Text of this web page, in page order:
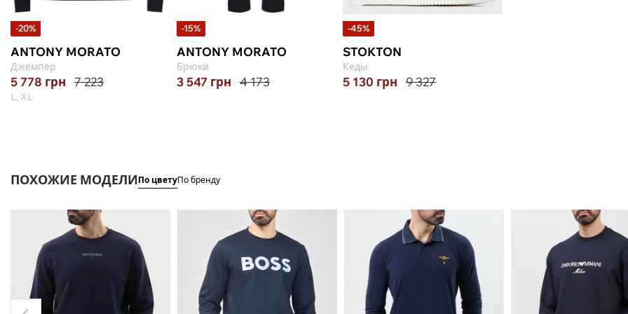
-20%
ANTONY MORATO
Джемпер
5 778 грн 7 223
L, XL
-15%
ANTONY MORATO
Брюки
3 547 грн 4 173
-45%
STOKTON
Кеды
5 130 грн 9 327
ПОХОЖИЕ МОДЕЛИПо цветуПо бренду